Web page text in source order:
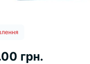
грн.